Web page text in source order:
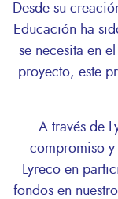
Desde su
Educación ha
se necesita en
proyecto, este
A través de
compromiso y
Lyreco en
fondos en